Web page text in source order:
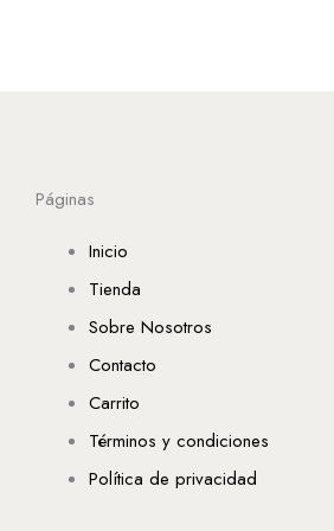
Páginas
Inicio
Tienda
Sobre Nosotros
Contacto
Carrito
Términos y condiciones
Política de privacidad